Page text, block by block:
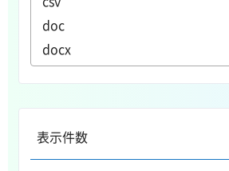
表示件数